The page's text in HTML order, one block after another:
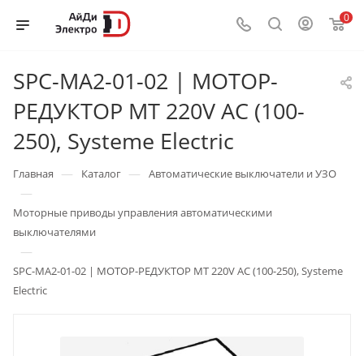
0
SPC-MA2-01-02 | МОТОР-
РЕДУКТОР MT 220V AC (100-
250), Systeme Electric
Главная — Каталог — Автоматические выключатели и УЗО
—
Моторные приводы управления автоматическими
выключателями
—
SPC-MA2-01-02 | МОТОР-РЕДУКТОР MT 220V AC (100-250), Systeme
Electric